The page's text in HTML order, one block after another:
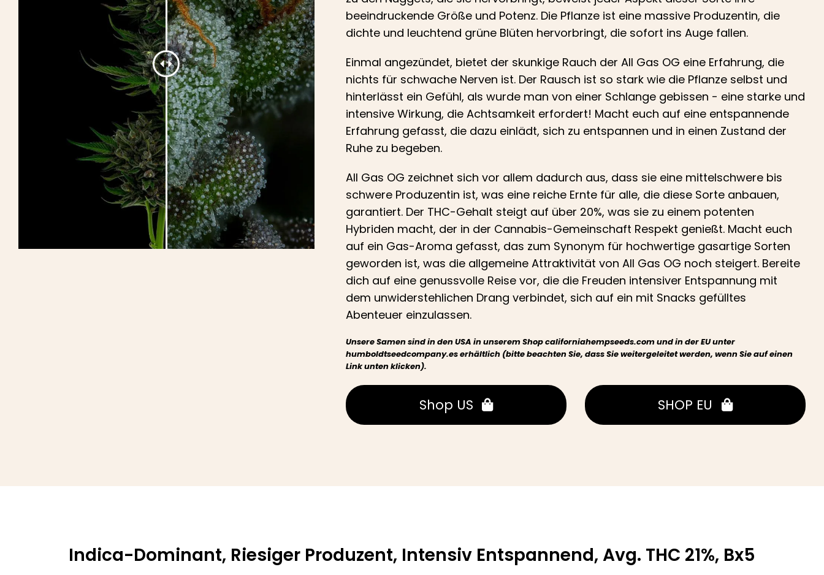
beeindruckende Größe und Potenz. Die Pflanze ist eine massive Produzentin, die
dichte und leuchtend grüne Blüten hervorbringt, die sofort ins Auge fallen.
Einmal angezündet, bietet der skunkige Rauch der All Gas OG eine Erfahrung, die
nichts für schwache Nerven ist. Der Rausch ist so stark wie die Pflanze selbst und
hinterlässt ein Gefühl, als wurde man von einer Schlange gebissen - eine starke und
intensive Wirkung, die Achtsamkeit erfordert! Macht euch auf eine entspannende
Erfahrung gefasst, die dazu einlädt, sich zu entspannen und in einen Zustand der
Ruhe zu begeben.
All Gas OG zeichnet sich vor allem dadurch aus, dass sie eine mittelschwere bis
schwere Produzentin ist, was eine reiche Ernte für alle, die diese Sorte anbauen,
garantiert. Der THC-Gehalt steigt auf über 20%, was sie zu einem potenten
Hybriden macht, der in der Cannabis-Gemeinschaft Respekt genießt. Macht euch
auf ein Gas-Aroma gefasst, das zum Synonym für hochwertige gasartige Sorten
geworden ist, was die allgemeine Attraktivität von All Gas OG noch steigert. Bereite
dich auf eine genussvolle Reise vor, die die Freuden intensiver Entspannung mit
dem unwiderstehlichen Drang verbindet, sich auf ein mit Snacks gefülltes
Abenteuer einzulassen.
Unsere Samen sind in den USA in unserem Shop californiahempseeds.com und in der EU unter
humboldtseedcompany.es erhältlich (bitte beachten Sie, dass Sie weitergeleitet werden, wenn Sie auf einen
Link unten klicken).
Shop US SHOP EU
Indica-Dominant, Riesiger Produzent, Intensiv Entspannend, Avg. THC 21%, Bx5